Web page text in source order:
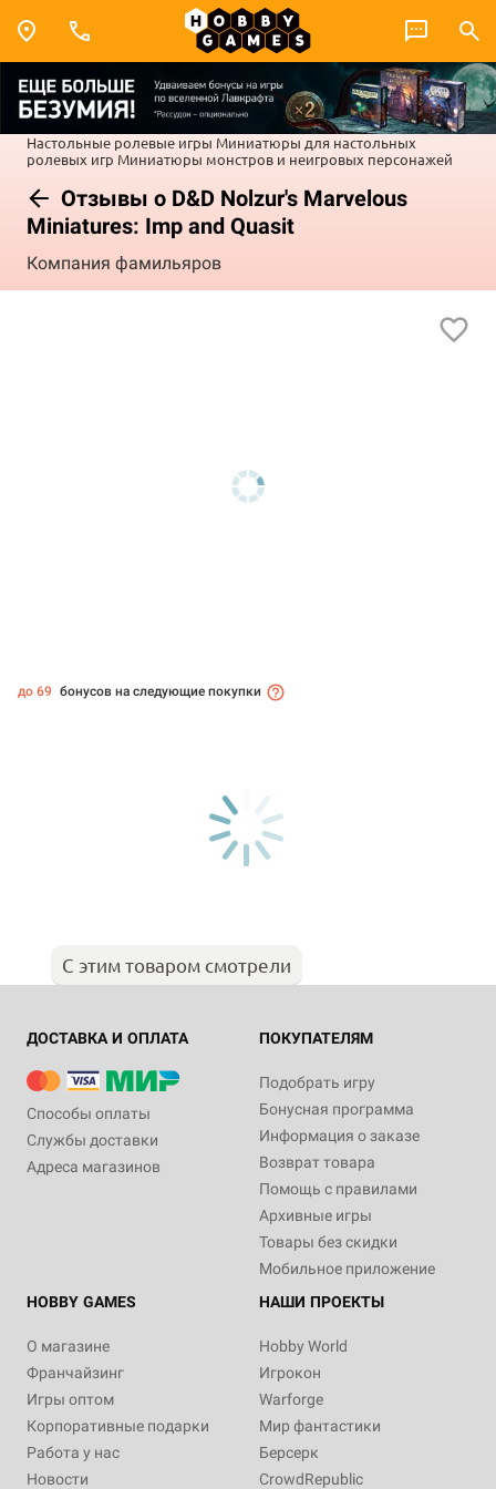
Настольные ролевые игры Миниатюры для настольных
ролевых игр Миниатюры монстров и неигровых персонажей
Отзывы о D&D Nolzur's Marvelous
Miniatures: Imp and Quasit
Компания фамильяров
до 69 бонусов на следующие покупки
С этим товаром смотрели
ДОСТАВКА И ОПЛАТА
Способы оплаты
Службы доставки
Адреса магазинов
ПОКУПАТЕЛЯМ
Подобрать игру
Бонусная программа
Информация о заказе
Возврат товара
Помощь с правилами
Архивные игры
Товары без скидки
Мобильное приложение
HOBBY GAMES
О магазине
Франчайзинг
Игры оптом
Корпоративные подарки
Работа у нас
Новости
НАШИ ПРОЕКТЫ
Hobby World
Игрокон
Warforge
Мир фантастики
Берсерк
CrowdRepublic